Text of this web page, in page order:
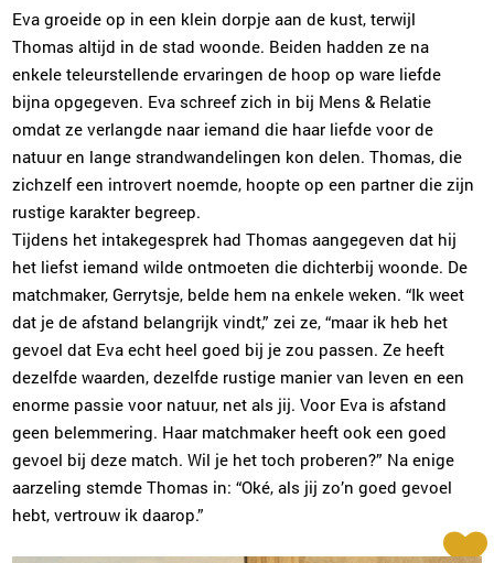
Eva groeide op in een klein dorpje aan de kust, terwijl
Thomas altijd in de stad woonde. Beiden hadden ze na
enkele teleurstellende ervaringen de hoop op ware liefde
bijna opgegeven. Eva schreef zich in bij Mens & Relatie
omdat ze verlangde naar iemand die haar liefde voor de
natuur en lange strandwandelingen kon delen. Thomas, die
zichzelf een introvert noemde, hoopte op een partner die zijn
rustige karakter begreep.
Tijdens het intakegesprek had Thomas aangegeven dat hij
het liefst iemand wilde ontmoeten die dichterbij woonde. De
matchmaker, Gerrytsje, belde hem na enkele weken. “Ik weet
dat je de afstand belangrijk vindt,” zei ze, “maar ik heb het
gevoel dat Eva echt heel goed bij je zou passen. Ze heeft
dezelfde waarden, dezelfde rustige manier van leven en een
enorme passie voor natuur, net als jij. Voor Eva is afstand
geen belemmering. Haar matchmaker heeft ook een goed
gevoel bij deze match. Wil je het toch proberen?” Na enige
aarzeling stemde Thomas in: “Oké, als jij zo’n goed gevoel
hebt, vertrouw ik daarop.”